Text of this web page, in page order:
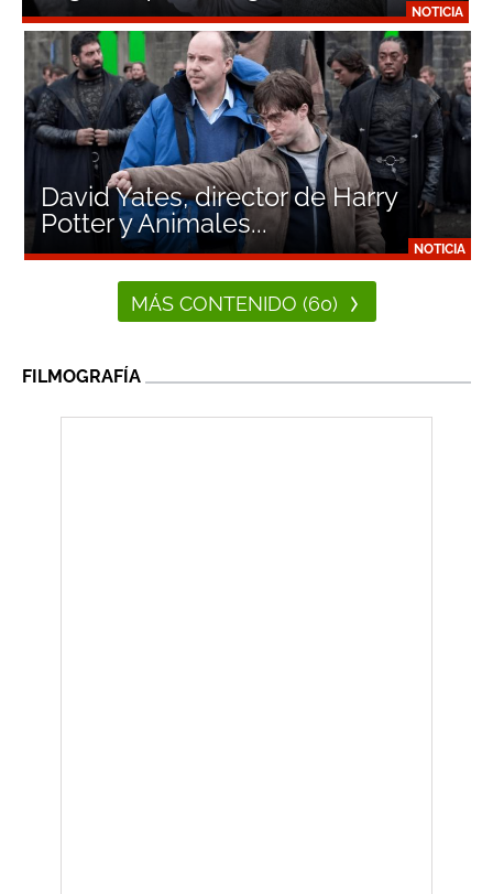
NOTICIA
NOTICIA
David Yates, director de Harry
Potter y Animales...
MÁS CONTENIDO (60)
FILMOGRAFÍA